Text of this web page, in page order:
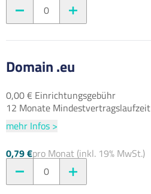
0
Domain .eu
0,00 € Einrichtungsgebühr
12 Monate Mindestvertragslaufzeit
mehr Infos >
0,79 €pro Monat (inkl. 19% MwSt.)
0